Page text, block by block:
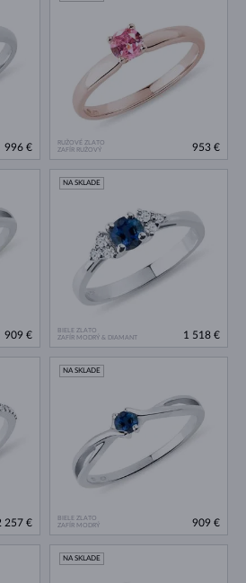
996 €
RUŽOVÉ ZLATO
ZAFÍR RUŽOVÝ
953 €
909 €
BIELE ZLATO
ZAFÍR MODRÝ & DIAMANT
NA SKLADE
1 518 €
257 €
BIELE ZLATO
ZAFÍR MODRÝ
NA SKLADE
909 €
NA SKLADE